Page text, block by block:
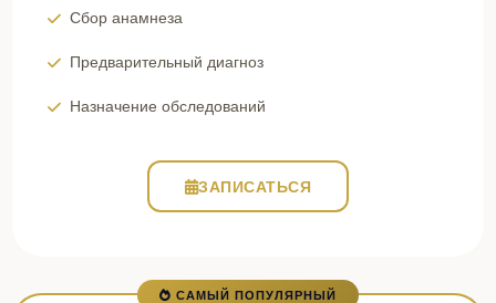
Сбор анамнеза
Предварительный диагноз
Назначение обследований
ЗАПИСАТЬСЯ
САМЫЙ ПОПУЛЯРНЫЙ